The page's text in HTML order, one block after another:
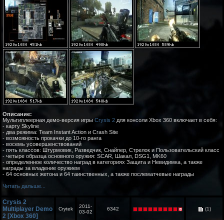
Описание:
Мультиплеерная демо-версия игры Crysis 2 для консоли Xbox 360 включает в себя:
- карту Skyline
- два режима: Team Instant Action и Crash Site
- возможность прокачки до 10-го ранга
- восемь усовершенствований
- пять классов: Штурмовик, Разведчик, Снайпер, Стрелок и Пользовательский класс
- четыре образца основного оружия: SCAR, Шакал, DSG1, MK60
- определенное количество наград в категориях Защита и Невидимка, а также
награды за владение оружием
- 64 основных жетона и 64 таинственных, а также послематчевые награды
Читать дальше...
Crysis 2
Multiplayer Demo
2 [Xbox 360]
Crytek
2011-
03-02
6342 (1)